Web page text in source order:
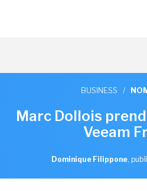
BUSINESS /
Marc Dollois
Veeam
Dominique Filippone,